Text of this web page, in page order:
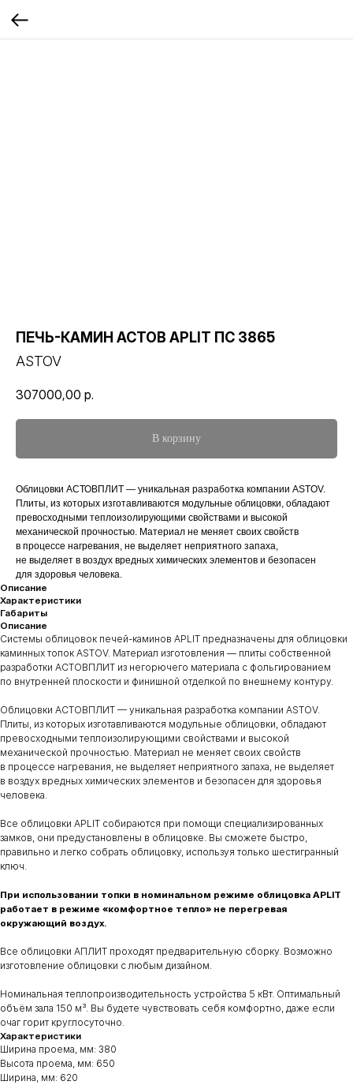
ПЕЧЬ-КАМИН АСТОВ APLIT ПС 3865
ASTOV
307000,00 р.
В корзину
Облицовки АСТОВПЛИТ — уникальная разработка компании ASTOV.
Плиты, из которых изготавливаются модульные облицовки, обладают
превосходными теплоизолирующими свойствами и высокой
механической прочностью. Материал не меняет своих свойств
в процессе нагревания, не выделяет неприятного запаха,
не выделяет в воздух вредных химических элементов и безопасен
для здоровья человека.
Описание
Характеристики
Габариты
Описание
Системы облицовок печей-каминов APLIT предназначены для облицовки
каминных топок ASTOV. Материал изготовления — плиты собственной
разработки АСТОВПЛИТ из негорючего материала с фольгированием
по внутренней плоскости и финишной отделкой по внешнему контуру.
Облицовки АСТОВПЛИТ — уникальная разработка компании ASTOV.
Плиты, из которых изготавливаются модульные облицовки, обладают
превосходными теплоизолирующими свойствами и высокой
механической прочностью. Материал не меняет своих свойств
в процессе нагревания, не выделяет неприятного запаха, не выделяет
в воздух вредных химических элементов и безопасен для здоровья
человека.
Все облицовки APLIT собираются при помощи специализированных
замков, они предустановлены в облицовке. Вы сможете быстро,
правильно и легко собрать облицовку, используя только шестигранный
ключ.
При использовании топки в номинальном режиме облицовка APLIT
работает в режиме «комфортное тепло» не перегревая
окружающий воздух.
Все облицовки АПЛИТ проходят предварительную сборку. Возможно
изготовление облицовки с любым дизайном.
Номинальная теплопроизводительность устройства 5 кВт. Оптимальный
объём зала 150 м³. Вы будете чувствовать себя комфортно, даже если
очаг горит круглосуточно.
Характеристики
Ширина проема, мм: 380
Высота проема, мм: 650
Ширина, мм: 620